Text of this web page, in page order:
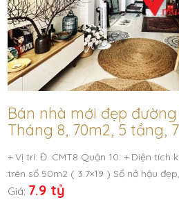
Bán nhà mới đẹp
Tháng 8, 70m2, 5 tầng,
+ Vị trí: Đ. CMT8 Quận 10. + Diện tích
trên sổ 50m2 ( 3.7×19 ) Sổ nở hậu
Giá: 7.9 tỷ